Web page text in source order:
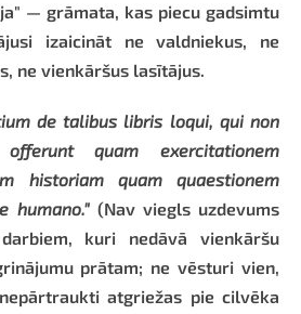
— grāmata, kas piecu gadsimtu
izaicināt ne valdniekus, ne
ne vienkāršus lasītājus.
de talibus libris loqui, qui non
quam exercitationem
historiam quam quaestionem
humano." (Nav viegls uzdevums
kuri nedāvā vienkāršu
prātam; ne vēsturi vien,
atgriežas pie cilvēka